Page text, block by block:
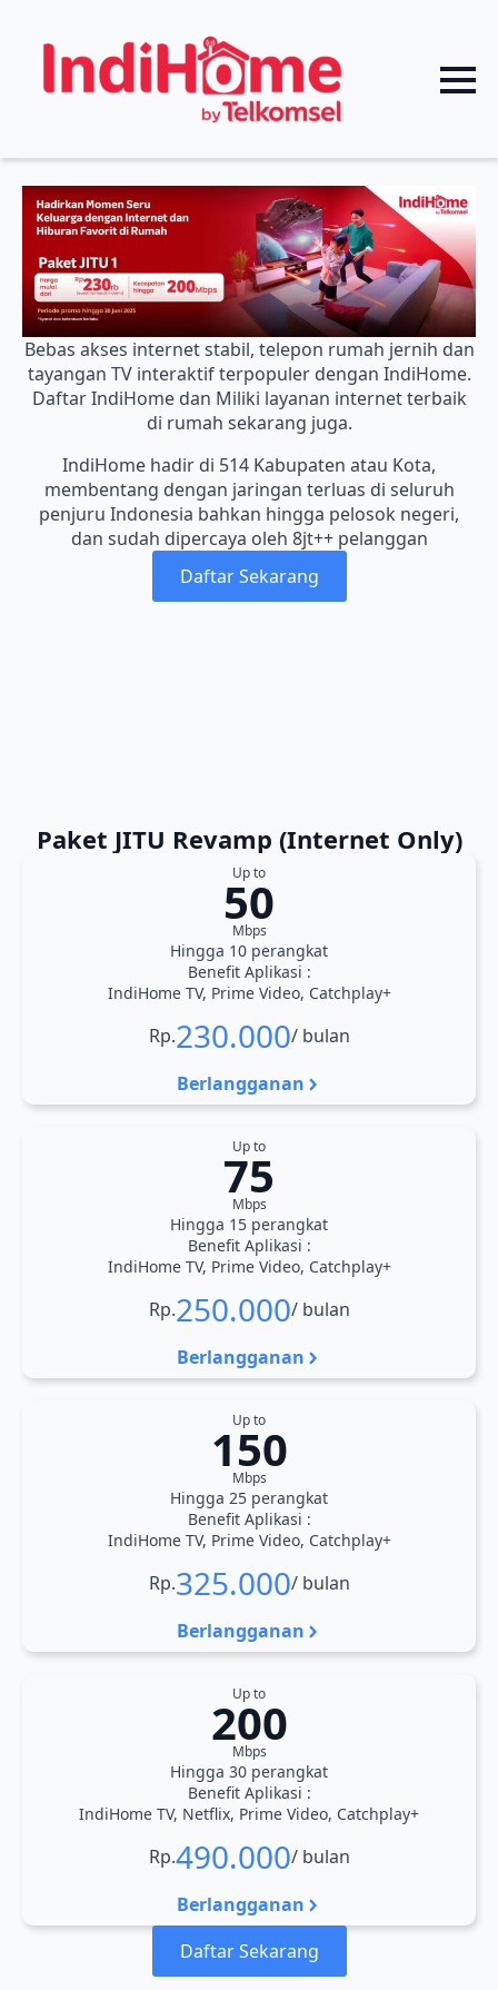
Bebas akses internet stabil, telepon rumah jernih dan
tayangan TV interaktif terpopuler dengan IndiHome.
Daftar IndiHome dan Miliki layanan internet terbaik
di rumah sekarang juga.
IndiHome hadir di 514 Kabupaten atau Kota,
membentang dengan jaringan terluas di seluruh
penjuru Indonesia bahkan hingga pelosok negeri,
dan sudah dipercaya oleh 8jt++ pelanggan
Daftar Sekarang
Paket JITU Revamp (Internet Only)
Up to
50
Mbps
Hingga 10 perangkat
Benefit Aplikasi :
IndiHome TV, Prime Video, Catchplay+
Rp.230.000/ bulan
Berlangganan
Up to
75
Mbps
Hingga 15 perangkat
Benefit Aplikasi :
IndiHome TV, Prime Video, Catchplay+
Rp.250.000/ bulan
Berlangganan
Up to
150
Mbps
Hingga 25 perangkat
Benefit Aplikasi :
IndiHome TV, Prime Video, Catchplay+
Rp.325.000/ bulan
Berlangganan
Up to
200
Mbps
Hingga 30 perangkat
Benefit Aplikasi :
IndiHome TV, Netflix, Prime Video, Catchplay+
Rp.490.000/ bulan
Berlangganan
Daftar Sekarang